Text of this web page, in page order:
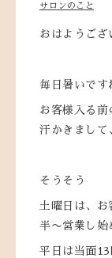
サロンのこと
おはようござ
毎日暑いです
お客様入る前
汗かきまして
そうそう
土曜日は、お
半〜営業し始
平日は当面13